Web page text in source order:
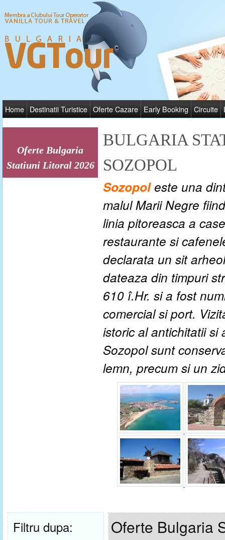
Home Destinatii Turistice Oferte Cazare Early Booking Circuite
Oferte Bulgaria
Statiuni Litoral 2026
BULGARIA
SOZOPOL
Sozopol este una
malul Marii Negre
linia pitoreasca a
restaurante si
declarata un sit
dateaza din timpuri
610 î.Hr. si a fost
comercial si port.
istoric al antichitatii si
Sozopol sunt
lemn, precum si un
Filtru dupa: Oferte Bulgaria